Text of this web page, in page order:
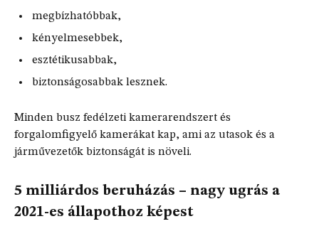
megbízhatóbbak,
kényelmesebbek,
esztétikusabbak,
biztonságosabbak lesznek.
Minden busz fedélzeti kamerarendszert és
forgalomfigyelő kamerákat kap, ami az utasok és a
járművezetők biztonságát is növeli.
5 milliárdos beruházás – nagy ugrás a
2021-es állapothoz képest